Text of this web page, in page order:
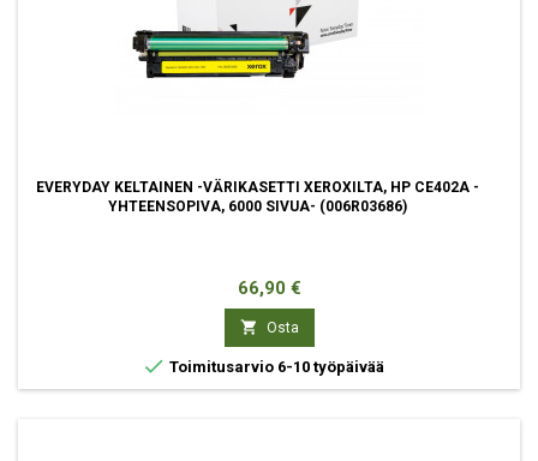
EVERYDAY KELTAINEN -VÄRIKASETTI XEROXILTA, HP CE402A -
YHTEENSOPIVA, 6000 SIVUA- (006R03686)
Hinta
66,90 €
 Osta
 Toimitusarvio 6-10 työpäivää